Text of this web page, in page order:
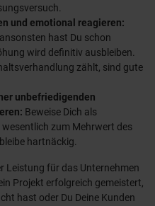
und emotional reagieren:
hast Du schon
wird definitiv ausbleiben.
zählt, sind gute
unbefriedigenden
Beweise Dich als
zum Mehrwert des
hartnäckig.
Leistung für das Unternehmen
Projekt erfolgreich gemeistert,
hast oder Du Deine Kunden